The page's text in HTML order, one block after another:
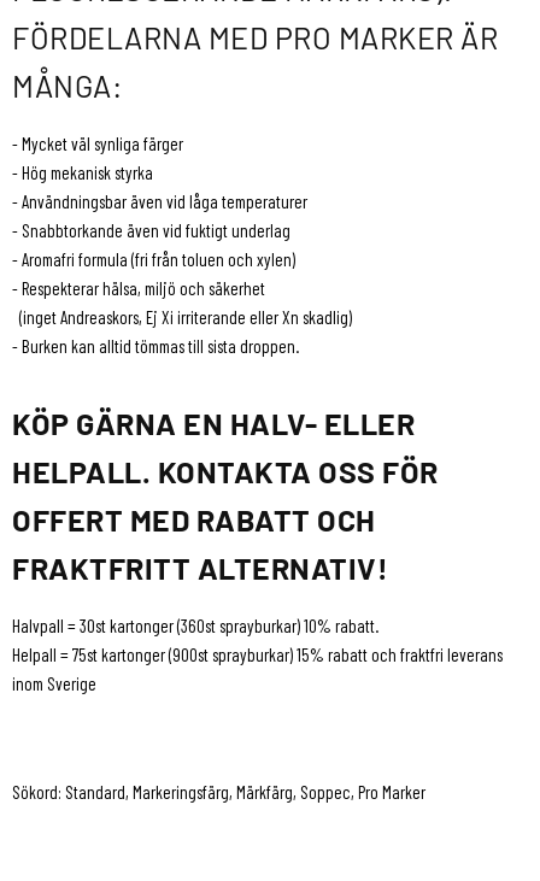
FÖRDELARNA MED PRO MARKER ÄR
MÅNGA:
- Mycket väl synliga färger
- Hög mekanisk styrka
- Användningsbar även vid låga temperaturer
- Snabbtorkande även vid fuktigt underlag
- Aromafri formula (fri från toluen och xylen)
- Respekterar hälsa, miljö och säkerhet
(inget Andreaskors, Ej Xi irriterande eller Xn skadlig)
- Burken kan alltid tömmas till sista droppen.
KÖP GÄRNA EN HALV- ELLER
HELPALL. KONTAKTA OSS FÖR
OFFERT MED RABATT OCH
FRAKTFRITT ALTERNATIV!
Halvpall = 30st kartonger (360st sprayburkar) 10% rabatt.
Helpall = 75st kartonger (900st sprayburkar) 15% rabatt och fraktfri leverans
inom Sverige
Sökord: Standard, Markeringsfärg, Märkfärg, Soppec, Pro Marker